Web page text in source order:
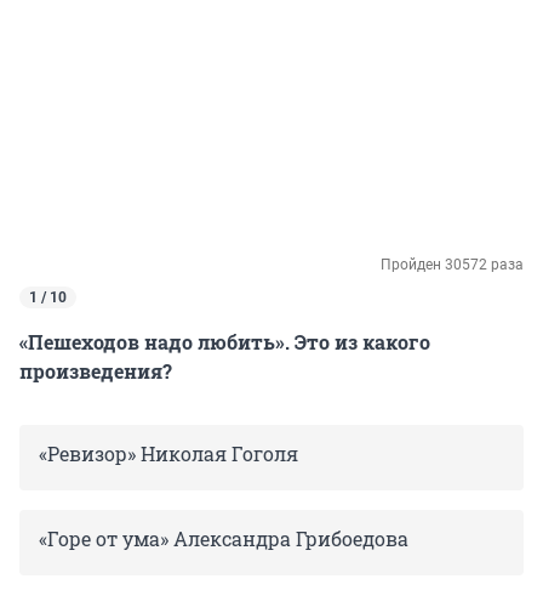
Пройден 30572 раза
1 / 10
«Пешеходов надо любить». Это из какого
произведения?
«Ревизор» Николая Гоголя
«Горе от ума» Александра Грибоедова